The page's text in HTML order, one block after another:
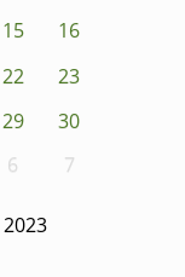
15
16
22
23
29
30
6 7